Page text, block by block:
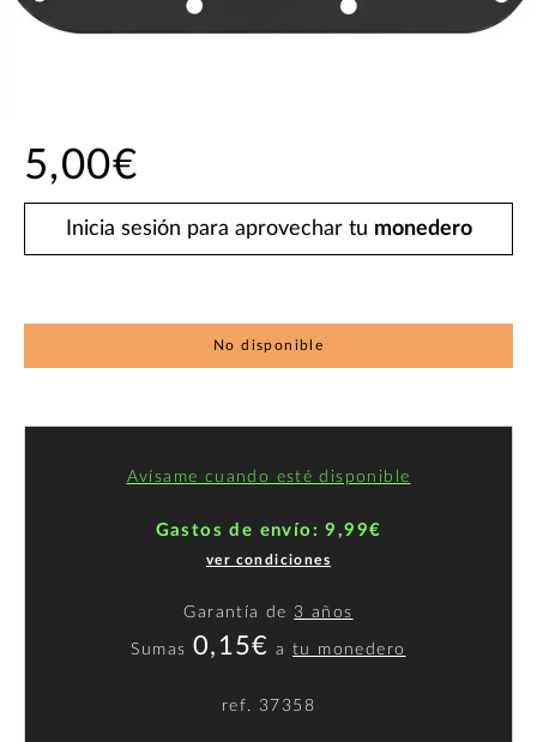
5,00€
Inicia sesión para aprovechar tu monedero
No disponible
Avísame cuando esté disponible
Gastos de envío: 9,99€
ver condiciones
Garantía de 3 años
Sumas 0,15€ atu monedero
ref. 37358